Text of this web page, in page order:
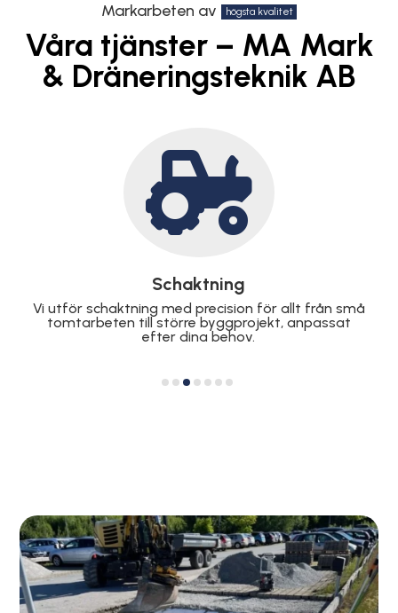
Markarbeten av högsta kvalitet
Våra tjänster – MA Mark
& Dräneringsteknik AB

Markarbeten
Oavsett om det gäller förberedelser för
byggnation eller landskapsdesign, hanterar vi
markarbeten med högsta kvalitet och effektivitet.